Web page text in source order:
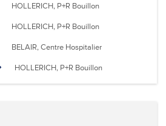
HOLLERICH, P+R Bouillon
HOLLERICH, P+R Bouillon
BELAIR, Centre Hospitalier
HOLLERICH, P+R Bouillon